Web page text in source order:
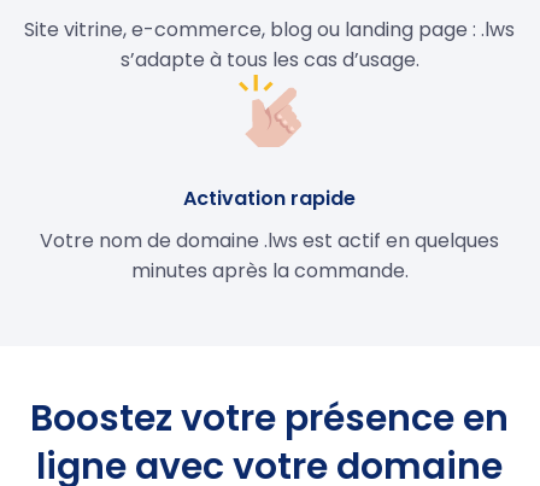
Site vitrine, e-commerce, blog ou landing page : .lws
s’adapte à tous les cas d’usage.
Activation rapide
Votre nom de domaine .lws est actif en quelques
minutes après la commande.
Boostez votre présence en
ligne avec votre domaine